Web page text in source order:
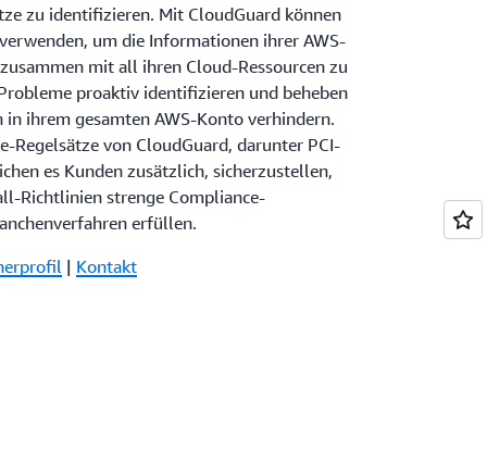
zu identifizieren. Mit CloudGuard können
um die Informationen ihrer AWS-
mit all ihren Cloud-Ressourcen zu
proaktiv identifizieren und beheben
ihrem gesamten AWS-Konto verhindern.
Regelsätze von CloudGuard, darunter PCI-
es Kunden zusätzlich, sicherzustellen,
Richtlinien strenge Compliance-
erfüllen.
| Kontakt